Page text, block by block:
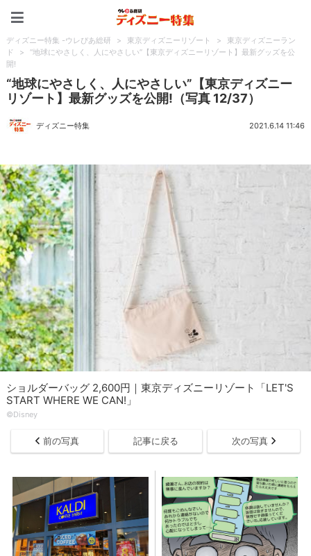
ディズニー特集 -ウレぴあ総研 > 東京ディズニーリゾート >
東京ディズニーラン
ド
>
“地球にやさしく、人にやさしい”【東京ディズニーリゾート】最新グッズを公
開!
“地球にやさしく、人にやさしい”【東京ディズニー
リゾート】最新グッズを公開!（写真 12/37）
ディズニー特集 2021.6.14 11:46
ショルダーバッグ 2,600円｜東京ディズニーリゾート「LET'S
START WHERE WE CAN!」
©︎Disney
前の写真 記事に戻る 次の写真